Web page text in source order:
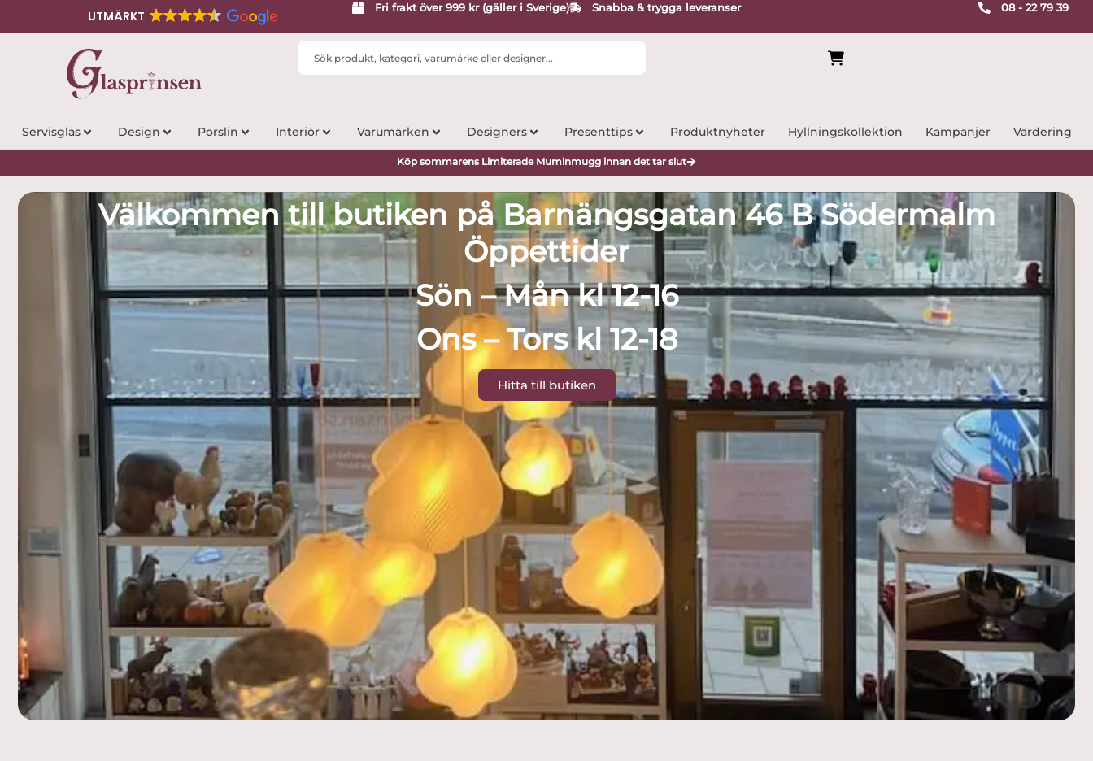
UTMÄRKT
Fri frakt över 999 kr (gäller i Sverige) Snabba & trygga leveranser 08 - 22 79 39
Search
Servisglas Design Porslin Interiör Varumärken Designers Presenttips Produktnyheter Hyllningskollektion Kampanjer Värdering
Köp sommarens Limiterade Muminmugg innan det tar slut
Välkommen till butiken på Barnängsgatan 46 B Södermalm
Öppettider
Sön – Mån kl 12-16
Ons – Tors kl 12-18
Hitta till butiken